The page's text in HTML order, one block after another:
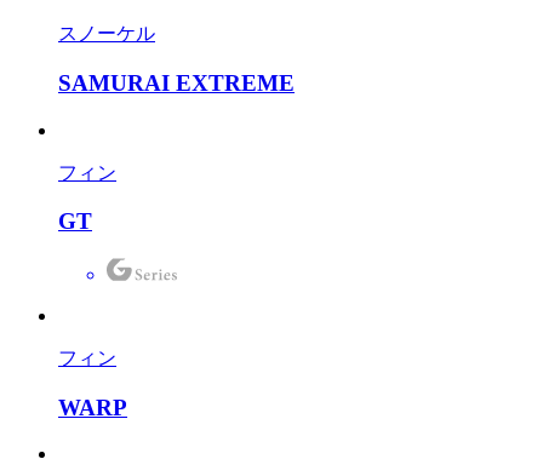
スノーケル
SAMURAI EXTREME
フィン
GT
フィン
WARP